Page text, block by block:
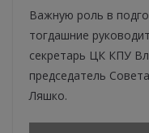
Важную роль в
тогдашние
секретарь ЦК КПУ
председатель
Ляшко.